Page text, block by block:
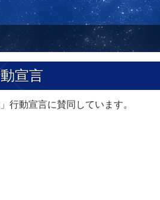
宣言
行動宣言に賛同しています。